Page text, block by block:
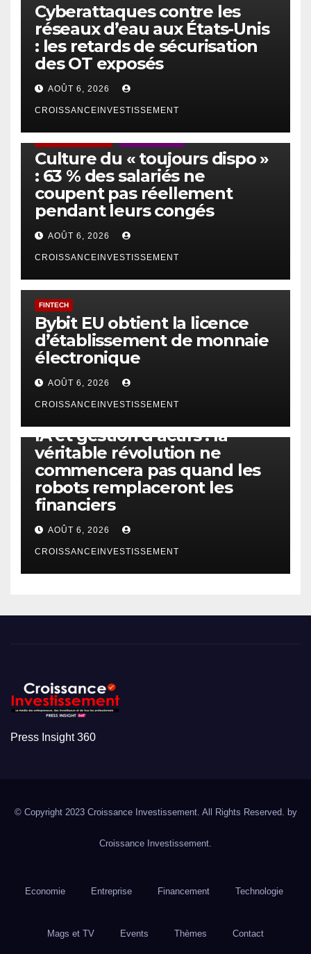
Cyberattaques contre les
réseaux d’eau aux États-Unis
: les retards de sécurisation
des OT exposés
AOÛT 6, 2026
CROISSANCEINVESTISSEMENT
Culture du « toujours dispo »
: 63 % des salariés ne
coupent pas réellement
pendant leurs congés
AOÛT 6, 2026
CROISSANCEINVESTISSEMENT
FINTECH
Bybit EU obtient la licence
d’établissement de monnaie
électronique
AOÛT 6, 2026
CROISSANCEINVESTISSEMENT
IA et gestion d’actifs : la
véritable révolution ne
commencera pas quand les
robots remplaceront les
financiers
AOÛT 6, 2026
CROISSANCEINVESTISSEMENT
Press Insight 360
© Copyright 2023 Croissance Investissement. All Rights Reserved. by
Croissance Investissement.
Economie Entreprise Financement Technologie
Mags et TV Events Thèmes Contact